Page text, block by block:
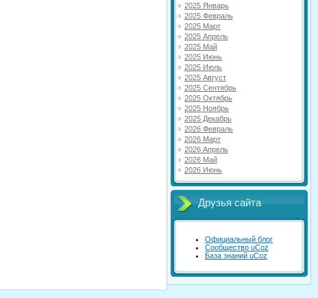
2025 Январь
2025 Февраль
2025 Март
2025 Апрель
2025 Май
2025 Июнь
2025 Июль
2025 Август
2025 Сентябрь
2025 Октябрь
2025 Ноябрь
2025 Декабрь
2026 Февраль
2026 Март
2026 Апрель
2026 Май
2026 Июнь
Друзья сайта
Официальный блог
Сообщество uCoz
База знаний uCoz